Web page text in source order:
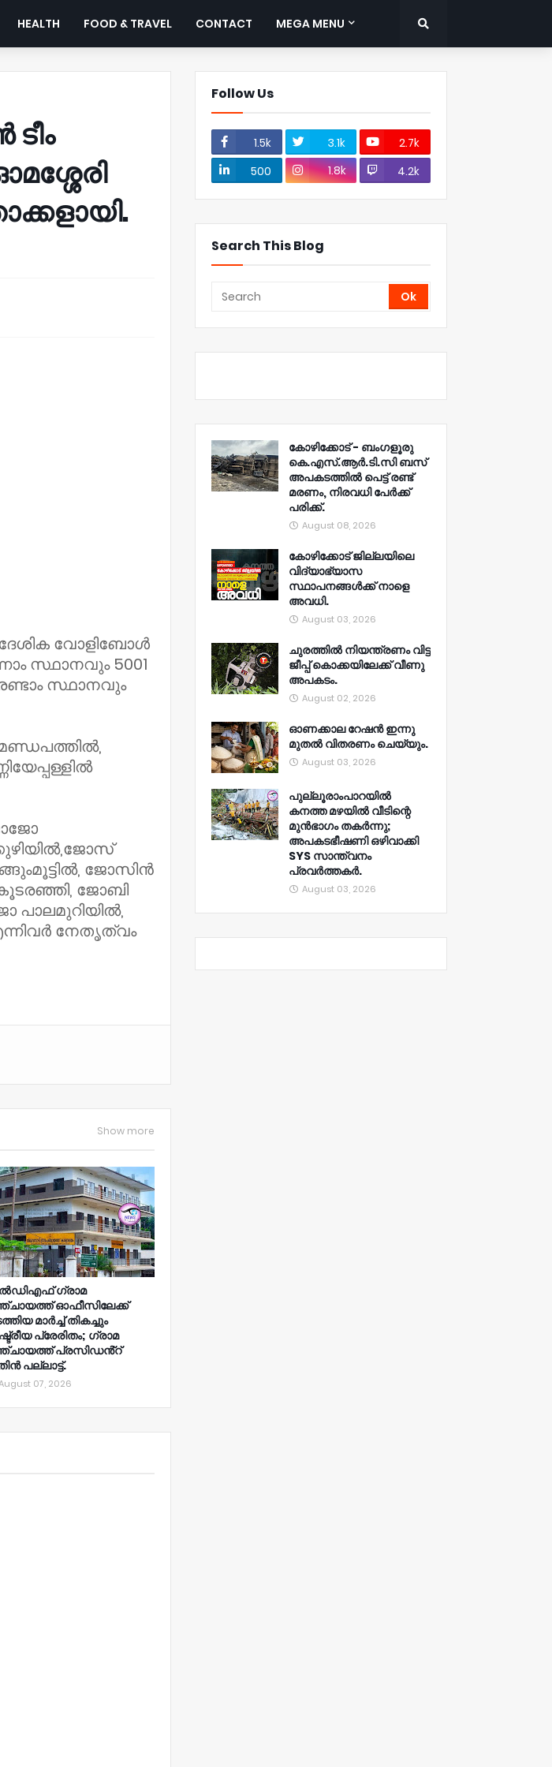
HEALTH FOOD & TRAVEL CONTACT MEGA MENU
വോളിബോൾ
സ്ഥാനവും 5001
സ്ഥാനവും
ജോസിൻ
ജോബി
പാലമുറിയിൽ,
നേതൃത്വം
Show more
ഗ്രാമ
ഓഫീസിലേക്ക്
മാർച്ച് തികച്ചും
പ്രേരിതം; ഗ്രാമ
പ്രസിഡൻ്റ്
പല്ലാട്ട്.
07, 2026
Follow Us
1.5k 3.1k
2.7k
500
1.8k 4.2k
Search This Blog
കോഴിക്കോട് - ബംഗളൂരു
കെ.എസ്.ആർ.ടി.സി ബസ്
അപകടത്തിൽ പെട്ട് രണ്ട്
മരണം, നിരവധി പേർക്ക്
പരിക്ക്.
August 08, 2026
കോഴിക്കോട് ജില്ലയിലെ
വിദ്യാഭ്യാസ
സ്ഥാപനങ്ങൾക്ക് നാളെ
അവധി.
August 03, 2026
ചുരത്തിൽ നിയന്ത്രണം വിട്ട
ജീപ്പ് കൊക്കയിലേക്ക് വീണു
അപകടം.
August 02, 2026
ഓണക്കാല റേഷൻ ഇന്നു
മുതല്‍ വിതരണം ചെയ്യും.
August 03, 2026
പുല്ലൂരാംപാറയിൽ
കനത്ത മഴയിൽ വീടിന്റെ
മുൻഭാഗം തകർന്നു;
അപകടഭീഷണി ഒഴിവാക്കി
SYS സാന്ത്വനം
പ്രവർത്തകർ.
August 03, 2026